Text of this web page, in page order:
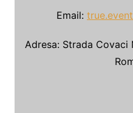
Email:
Adresa: Strada Covaci